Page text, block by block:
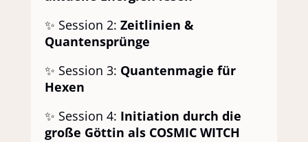
✨ Session 2: Zeitlinien &
Quantensprünge
✨ Session 3: Quantenmagie für
Hexen
✨ Session 4: Initiation durch die
große Göttin als COSMIC WITCH